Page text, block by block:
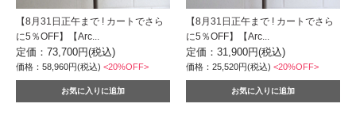
【8月31日正午まで ! カートでさら
に5％OFF】【Arc...
定価：73,700円(税込)
価格：58,960円(税込) <20%OFF>
【8月31日正午まで ! カートでさら
に5％OFF】【Arc...
定価：31,900円(税込)
価格：25,520円(税込)<20%OFF>